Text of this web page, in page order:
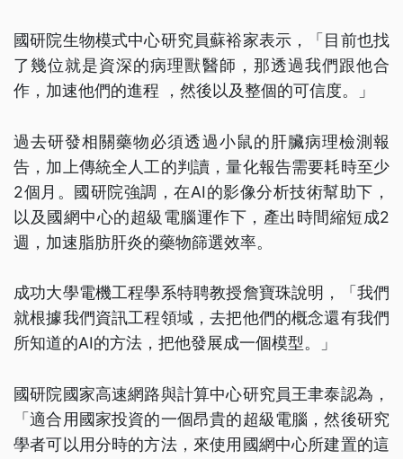
國研院生物模式中心研究員蘇裕家表示，「目前也找
了幾位就是資深的病理獸醫師，那透過我們跟他合
作，加速他們的進程 ，然後以及整個的可信度。」
過去研發相關藥物必須透過小鼠的肝臟病理檢測報
告，加上傳統全人工的判讀，量化報告需要耗時至少
2個月。國研院強調，在AI的影像分析技術幫助下，
以及國網中心的超級電腦運作下，產出時間縮短成2
週，加速脂肪肝炎的藥物篩選效率。
成功大學電機工程學系特聘教授詹寶珠說明，「我們
就根據我們資訊工程領域，去把他們的概念還有我們
所知道的AI的方法，把他發展成一個模型。」
國研院國家高速網路與計算中心研究員王聿泰認為，
「適合用國家投資的一個昂貴的超級電腦，然後研究
學者可以用分時的方法，來使用國網中心所建置的這